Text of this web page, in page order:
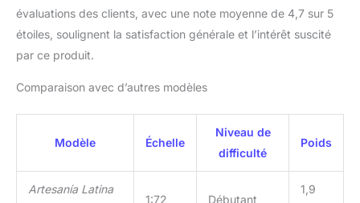
l'échelle de modélisme
naval. En cadeaux,
support avec plaque
pouvez suivre guide
complet étape par étape,
entièrement en vidéo,
évaluations des clients, avec une note moyenne de 4,7 sur 5
étoiles, soulignent la satisfaction générale et l’intérêt suscité
par ce produit.
Comparaison avec d’autres modèles
Modèle Échelle
Niveau de
difficulté
Poids
Artesanía Latina
1:72 Débutant
1,9